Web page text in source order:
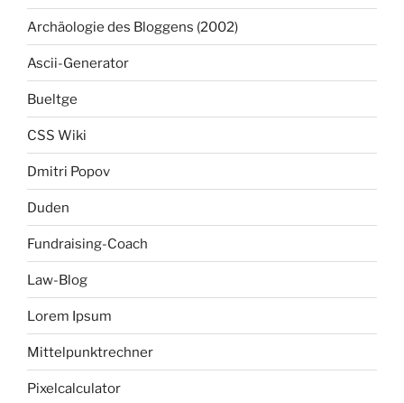
Archäologie des Bloggens (2002)
Ascii-Generator
Bueltge
CSS Wiki
Dmitri Popov
Duden
Fundraising-Coach
Law-Blog
Lorem Ipsum
Mittelpunktrechner
Pixelcalculator